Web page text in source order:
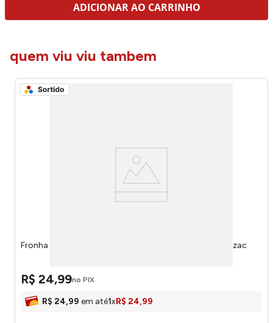
ADICIONAR AO CARRINHO
quem viu viu tambem
Fronha Golden Bordado Luxor 05640000108101 - Rozac
R$ 24,99no PIX
R$ 24,99 em até1xR$ 24,99